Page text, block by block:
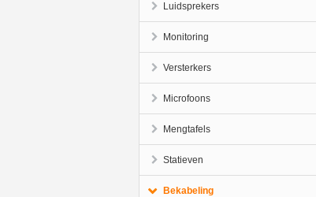
Luidsprekers
Monitoring
Versterkers
Microfoons
Mengtafels
Statieven
Bekabeling